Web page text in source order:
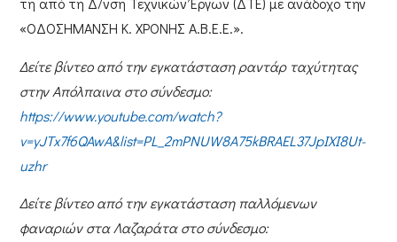
«ΟΔΟΣΗΜΑΝΣΗ Κ. ΧΡΟΝΗΣ Α.Β.Ε.Ε.».
Δείτε βίντεο από την εγκατάσταση ραντάρ ταχύτητας
στην Απόλπαινα στο σύνδεσμο:
https://www.youtube.com/watch?
v=yJTx7f6QAwA&list=PL_2mPNUW8A75kBRAEL37JpIXI8Ut-
uzhr
Δείτε βίντεο από την εγκατάσταση παλλόμενων
φαναριών στα Λαζαράτα στο σύνδεσμο: